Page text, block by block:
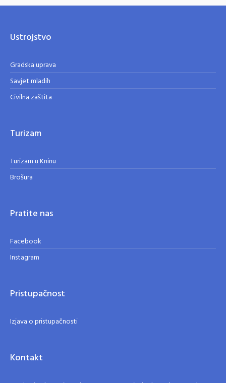
Ustrojstvo
Gradska uprava
Savjet mladih
Civilna zaštita
Turizam
Turizam u Kninu
Brošura
Pratite nas
Facebook
Instagram
Pristupačnost
Izjava o pristupačnosti
Kontakt